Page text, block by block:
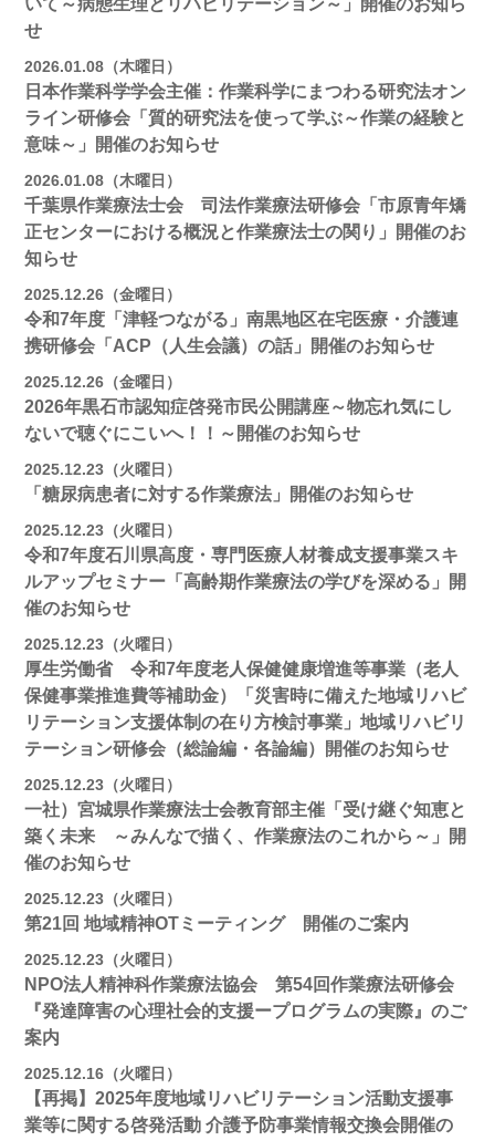
いて～病態生理とリハビリテーション～」開催のお知ら
せ
2026.01.08（木曜日）
日本作業科学学会主催：作業科学にまつわる研究法オン
ライン研修会「質的研究法を使って学ぶ～作業の経験と
意味～」開催のお知らせ
2026.01.08（木曜日）
千葉県作業療法士会 司法作業療法研修会「市原青年矯
正センターにおける概況と作業療法士の関り」開催のお
知らせ
2025.12.26（金曜日）
令和7年度「津軽つながる」南黒地区在宅医療・介護連
携研修会「ACP（人生会議）の話」開催のお知らせ
2025.12.26（金曜日）
2026年黒石市認知症啓発市民公開講座～物忘れ気にし
ないで聴ぐにこいへ！！～開催のお知らせ
2025.12.23（火曜日）
「糖尿病患者に対する作業療法」開催のお知らせ
2025.12.23（火曜日）
令和7年度石川県高度・専門医療人材養成支援事業スキ
ルアップセミナー「高齢期作業療法の学びを深める」開
催のお知らせ
2025.12.23（火曜日）
厚生労働省 令和7年度老人保健健康増進等事業（老人
保健事業推進費等補助金）「災害時に備えた地域リハビ
リテーション支援体制の在り方検討事業」地域リハビリ
テーション研修会（総論編・各論編）開催のお知らせ
2025.12.23（火曜日）
一社）宮城県作業療法士会教育部主催「受け継ぐ知恵と
築く未来 ～みんなで描く、作業療法のこれから～」開
催のお知らせ
2025.12.23（火曜日）
第21回 地域精神OTミーティング 開催のご案内
2025.12.23（火曜日）
NPO法人精神科作業療法協会 第54回作業療法研修会
『発達障害の心理社会的支援ープログラムの実際』のご
案内
2025.12.16（火曜日）
【再掲】2025年度地域リハビリテーション活動⽀援事
業等に関する啓発活動 介護予防事業情報交換会開催の